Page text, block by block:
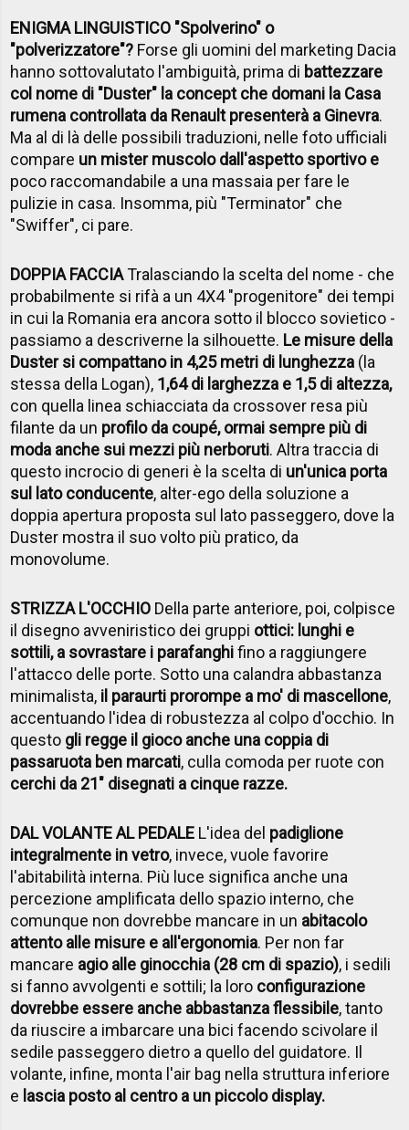
ENIGMA LINGUISTICO "Spolverino" o
"polverizzatore"? Forse gli uomini del marketing Dacia
hanno sottovalutato l'ambiguità, prima di battezzare
col nome di "Duster" la concept che domani la Casa
rumena controllata da Renault presenterà a Ginevra.
Ma al di là delle possibili traduzioni, nelle foto ufficiali
compare un mister muscolo dall'aspetto sportivo e
poco raccomandabile a una massaia per fare le
pulizie in casa. Insomma, più "Terminator" che
"Swiffer", ci pare.
DOPPIA FACCIATralasciando la scelta del nome - che
probabilmente si rifà a un 4X4 "progenitore" dei tempi
in cui la Romania era ancora sotto il blocco sovietico -
passiamo a descriverne la silhouette. Le misure della
Duster si compattano in 4,25 metri di lunghezza (la
stessa della Logan), 1,64 di larghezza e 1,5 di altezza,
con quella linea schiacciata da crossover resa più
filante da un profilo da coupé, ormai sempre più di
moda anche sui mezzi più nerboruti. Altra traccia di
questo incrocio di generi è la scelta di un'unica porta
sul lato conducente, alter-ego della soluzione a
doppia apertura proposta sul lato passeggero, dove la
Duster mostra il suo volto più pratico, da
monovolume.
STRIZZA L'OCCHIO Della parte anteriore, poi, colpisce
il disegno avveniristico dei gruppi ottici: lunghi e
sottili, a sovrastare i parafanghifino a raggiungere
l'attacco delle porte. Sotto una calandra abbastanza
minimalista, il paraurti prorompe a mo' di mascellone,
accentuando l'idea di robustezza al colpo d'occhio. In
questo gli regge il gioco anche una coppia di
passaruota ben marcati, culla comoda per ruote con
cerchi da 21" disegnati a cinque razze.
DAL VOLANTE AL PEDALE L'idea del padiglione
integralmente in vetro, invece, vuole favorire
l'abitabilità interna. Più luce significa anche una
percezione amplificata dello spazio interno, che
comunque non dovrebbe mancare in un abitacolo
attento alle misure e all'ergonomia. Per non far
mancare agio alle ginocchia (28 cm di spazio), i sedili
si fanno avvolgenti e sottili; la loro configurazione
dovrebbe essere anche abbastanza flessibile, tanto
da riuscire a imbarcare una bici facendo scivolare il
sedile passeggero dietro a quello del guidatore. Il
volante, infine, monta l'air bag nella struttura inferiore
e lascia posto al centro a un piccolo display.